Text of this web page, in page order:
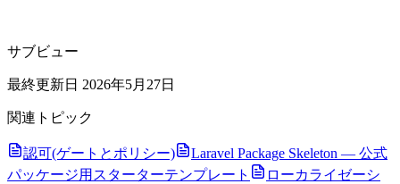
サブビュー
最終更新日 2026年5月27日
関連トピック
認可(ゲートとポリシー)
Laravel Package Skeleton — 公式
パッケージ用スターターテンプレート
ローカライゼーシ